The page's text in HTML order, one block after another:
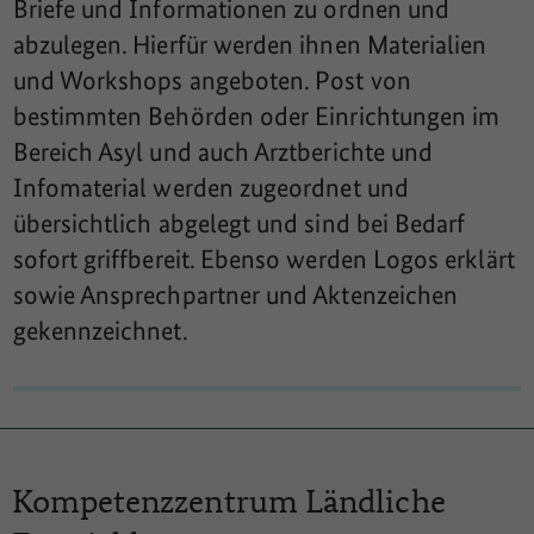
Briefe und Informationen zu ordnen und
abzulegen. Hierfür werden ihnen Materialien
und Workshops angeboten. Post von
bestimmten Behörden oder Einrichtungen im
Bereich Asyl und auch Arztberichte und
Infomaterial werden zugeordnet und
übersichtlich abgelegt und sind bei Bedarf
sofort griffbereit. Ebenso werden Logos erklärt
sowie Ansprechpartner und Aktenzeichen
gekennzeichnet.
Kompetenzzentrum Ländliche